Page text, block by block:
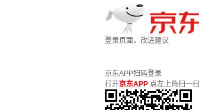
登录页面，改进建议
京东APP扫码登录
打开京东APP 点左上角扫一扫